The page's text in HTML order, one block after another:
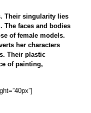
Their singularity lies
The faces and bodies
of female models.
her characters
Their plastic
of painting,